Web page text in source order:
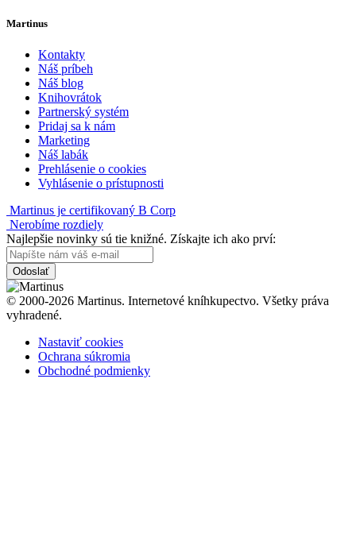
Martinus
Kontakty
Náš príbeh
Náš blog
Knihovrátok
Partnerský systém
Pridaj sa k nám
Marketing
Náš labák
Prehlásenie o cookies
Vyhlásenie o prístupnosti
Martinus je certifikovaný B Corp
Nerobíme rozdiely
Najlepšie novinky sú tie knižné. Získajte ich ako prví:
Odoslať
© 2000-2026 Martinus. Internetové kníhkupectvo. Všetky práva
vyhradené.
Nastaviť cookies
Ochrana súkromia
Obchodné podmienky